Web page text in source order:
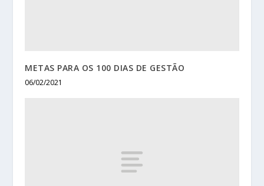
METAS PARA OS 100 DIAS DE GESTÃO
06/02/2021